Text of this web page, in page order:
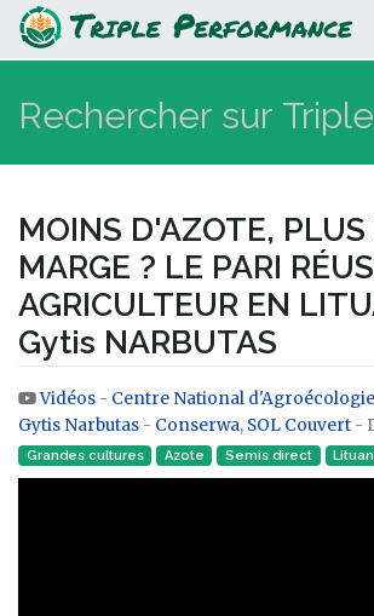
MOINS D'AZOTE, PLUS
LE PARI RÉUSSI DE CET
AGRICULTEUR EN
NARBUTAS
MOINS D'AZOTE, PLUS
MARGE ? LE PARI
AGRICULTEUR EN
Gytis NARBUTAS
Aller à :navigation,rechercher
Vidéos - Centre National d'Agroécologie
Gytis Narbutas - Conserwa, SOL Couvert -
Grandes cultures Azote Semis direct